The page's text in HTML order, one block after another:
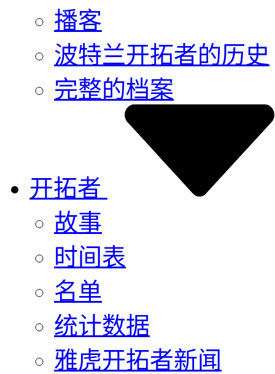
播客
波特兰开拓者的历史
完整的档案
开拓者
故事
时间表
名单
统计数据
雅虎开拓者新闻